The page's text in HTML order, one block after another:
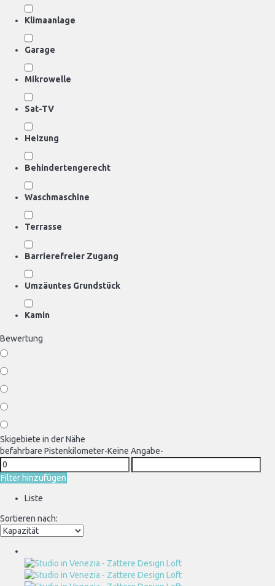
Klimaanlage
Garage
Mikrowelle
Sat-TV
Heizung
Behindertengerecht
Waschmaschine
Terrasse
Barrierefreier Zugang
Umzäuntes Grundstück
Kamin
Bewertung
Skigebiete in der Nähe
befahrbare Pistenkilometer-Keine Angabe-
Filter hinzufügen
Liste
Sortieren nach: